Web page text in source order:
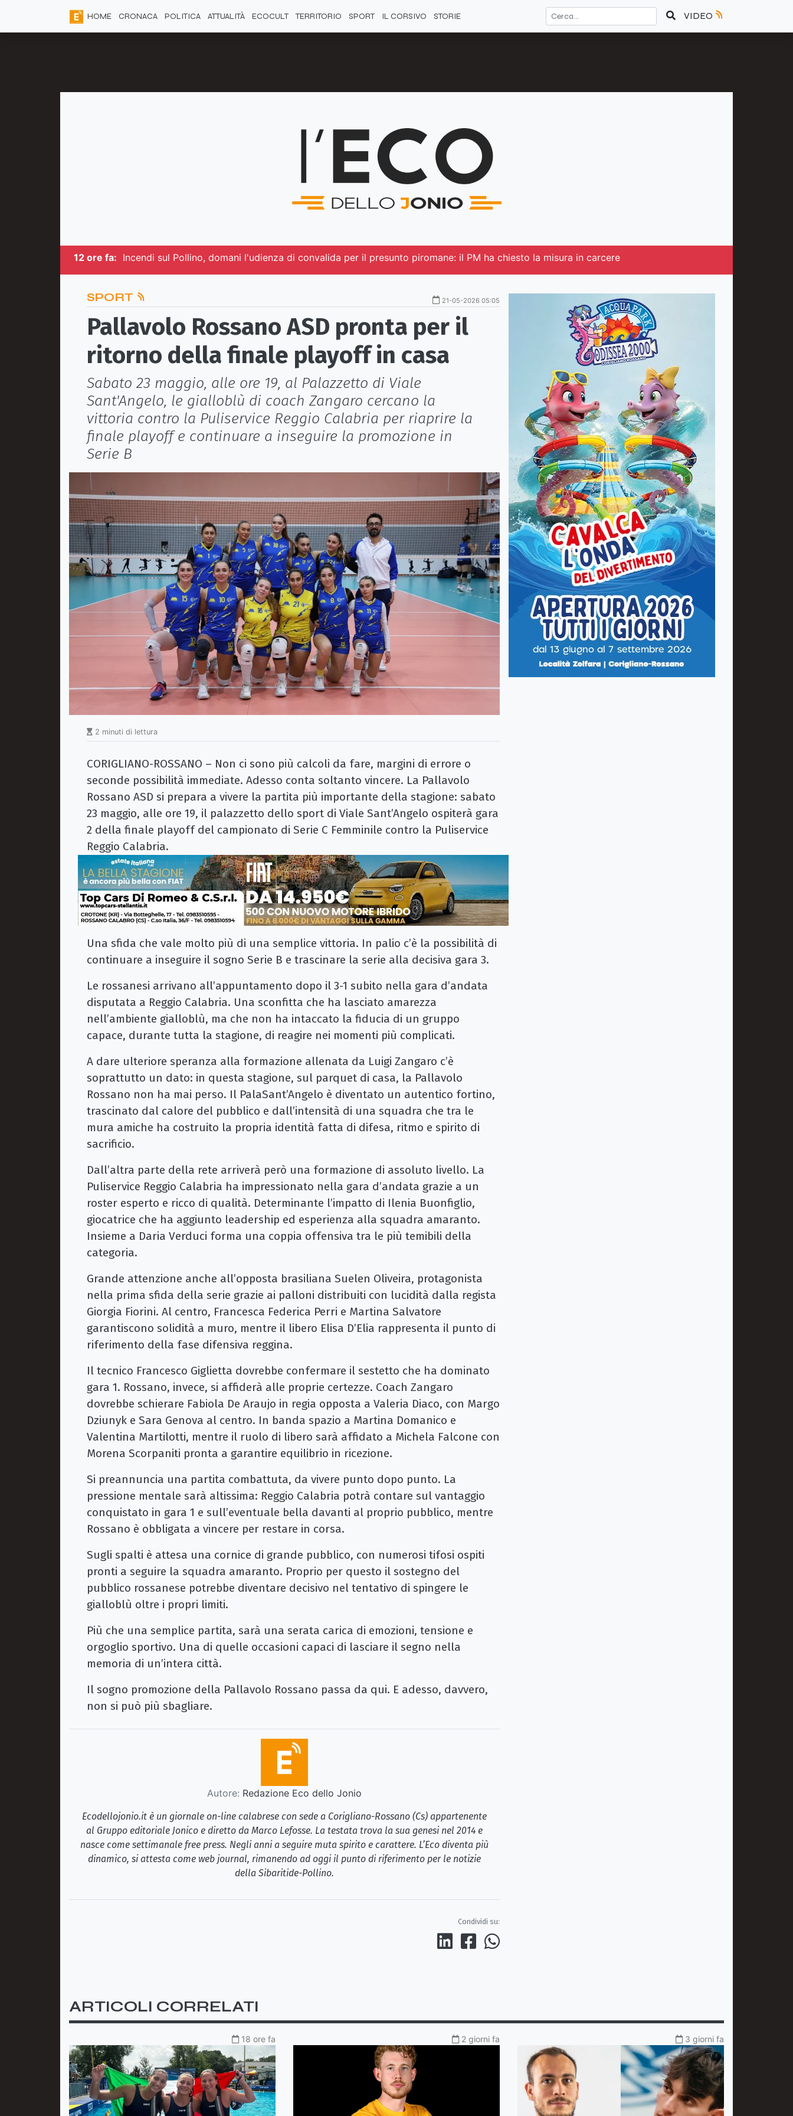
HOME CRONACA POLITICA ATTUALITÀ ECOCULT TERRITORIO SPORT IL CORSIVO STORIE VIDEO
12 ore fa: Incendi sul Pollino, domani l'udienza di convalida per il presunto piromane: il PM ha chiesto la misura in carcere
SPORT 21-05-2026 05:05
Pallavolo Rossano ASD pronta per il
ritorno della finale playoff in casa
Sabato 23 maggio, alle ore 19, al Palazzetto di Viale
Sant'Angelo, le gialloblù di coach Zangaro cercano la
vittoria contro la Puliservice Reggio Calabria per riaprire la
finale playoff e continuare a inseguire la promozione in
Serie B
2 minuti di lettura
CORIGLIANO-ROSSANO – Non ci sono più calcoli da fare, margini di errore o
seconde possibilità immediate. Adesso conta soltanto vincere. La Pallavolo
Rossano ASD si prepara a vivere la partita più importante della stagione: sabato
23 maggio, alle ore 19, il palazzetto dello sport di Viale Sant’Angelo ospiterà gara
2 della finale playoff del campionato di Serie C Femminile contro la Puliservice
Reggio Calabria.
Una sfida che vale molto più di una semplice vittoria. In palio c’è la possibilità di
continuare a inseguire il sogno Serie B e trascinare la serie alla decisiva gara 3.
Le rossanesi arrivano all’appuntamento dopo il 3-1 subito nella gara d’andata
disputata a Reggio Calabria. Una sconfitta che ha lasciato amarezza
nell’ambiente gialloblù, ma che non ha intaccato la fiducia di un gruppo
capace, durante tutta la stagione, di reagire nei momenti più complicati.
A dare ulteriore speranza alla formazione allenata da Luigi Zangaro c’è
soprattutto un dato: in questa stagione, sul parquet di casa, la Pallavolo
Rossano non ha mai perso. Il PalaSant’Angelo è diventato un autentico fortino,
trascinato dal calore del pubblico e dall’intensità di una squadra che tra le
mura amiche ha costruito la propria identità fatta di difesa, ritmo e spirito di
sacrificio.
Dall’altra parte della rete arriverà però una formazione di assoluto livello. La
Puliservice Reggio Calabria ha impressionato nella gara d’andata grazie a un
roster esperto e ricco di qualità. Determinante l’impatto di Ilenia Buonfiglio,
giocatrice che ha aggiunto leadership ed esperienza alla squadra amaranto.
Insieme a Daria Verduci forma una coppia offensiva tra le più temibili della
categoria.
Grande attenzione anche all’opposta brasiliana Suelen Oliveira, protagonista
nella prima sfida della serie grazie ai palloni distribuiti con lucidità dalla regista
Giorgia Fiorini. Al centro, Francesca Federica Perri e Martina Salvatore
garantiscono solidità a muro, mentre il libero Elisa D’Elia rappresenta il punto di
riferimento della fase difensiva reggina.
Il tecnico Francesco Giglietta dovrebbe confermare il sestetto che ha dominato
gara 1. Rossano, invece, si affiderà alle proprie certezze. Coach Zangaro
dovrebbe schierare Fabiola De Araujo in regia opposta a Valeria Diaco, con Margo
Dziunyk e Sara Genova al centro. In banda spazio a Martina Domanico e
Valentina Martilotti, mentre il ruolo di libero sarà affidato a Michela Falcone con
Morena Scorpaniti pronta a garantire equilibrio in ricezione.
Si preannuncia una partita combattuta, da vivere punto dopo punto. La
pressione mentale sarà altissima: Reggio Calabria potrà contare sul vantaggio
conquistato in gara 1 e sull’eventuale bella davanti al proprio pubblico, mentre
Rossano è obbligata a vincere per restare in corsa.
Sugli spalti è attesa una cornice di grande pubblico, con numerosi tifosi ospiti
pronti a seguire la squadra amaranto. Proprio per questo il sostegno del
pubblico rossanese potrebbe diventare decisivo nel tentativo di spingere le
gialloblù oltre i propri limiti.
Più che una semplice partita, sarà una serata carica di emozioni, tensione e
orgoglio sportivo. Una di quelle occasioni capaci di lasciare il segno nella
memoria di un’intera città.
Il sogno promozione della Pallavolo Rossano passa da qui. E adesso, davvero,
non si può più sbagliare.
Autore: Redazione Eco dello Jonio
Ecodellojonio.it è un giornale on-line calabrese con sede a Corigliano-Rossano (Cs) appartenente
al Gruppo editoriale Jonico e diretto da Marco Lefosse. La testata trova la sua genesi nel 2014 e
nasce come settimanale free press. Negli anni a seguire muta spirito e carattere. L’Eco diventa più
dinamico, si attesta come web journal, rimanendo ad oggi il punto di riferimento per le notizie
della Sibaritide-Pollino.
Condividi su:
ARTICOLI CORRELATI
18 ore fa 2 giorni fa 3 giorni fa